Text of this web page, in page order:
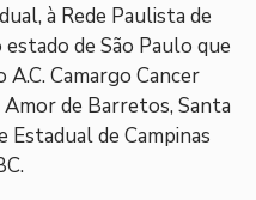
à Rede Paulista de
de São Paulo que
Camargo Cancer
de Barretos, Santa
Estadual de Campinas